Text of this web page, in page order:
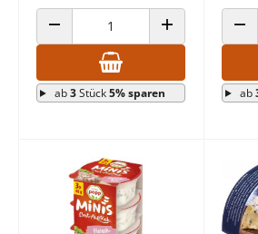
ANZAHL VERRINGERN ANZAHL ERHÖHEN
ab3Stück5% sparen ab